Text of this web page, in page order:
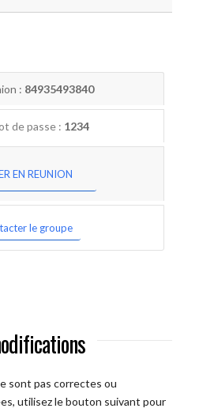
: 84935493840
de passe : 1234
EN REUNION
le groupe
sont pas correctes ou
utilisez le bouton suivant pour